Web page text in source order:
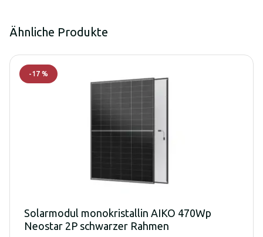
Ähnliche Produkte
-17 %
Solarmodul monokristallin AIKO 470Wp
Neostar 2P schwarzer Rahmen